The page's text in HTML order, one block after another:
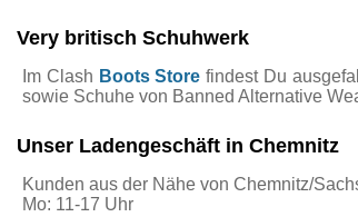
Very britisch Schuhwerk
Im Clash Boots Store findest Du
sowie Schuhe von Banned Alternative
Unser Ladengeschäft in Chemnitz
Kunden aus der Nähe von Chemnitz/
Mo: 11-17 Uhr